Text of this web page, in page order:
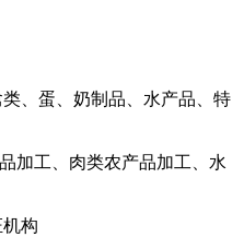
、蛋、奶制品、水产品、特
加工、肉类农产品加工、水